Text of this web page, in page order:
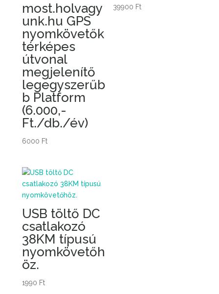
most.holvagy
unk.hu GPS
nyomkövetők
térképes
útvonal
megjelenítő
legegyszerűb
b Platform
(6.000,-
Ft./db./év)
6000 Ft
39900 Ft
USB töltő DC
csatlakozó
38KM típusú
nyomkövetőh
öz.
1990 Ft